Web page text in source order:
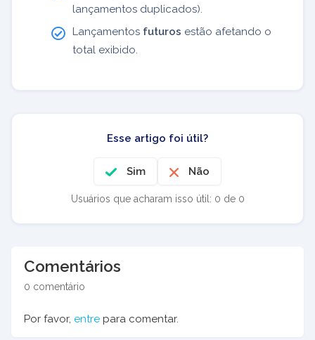
lançamentos duplicados).
Lançamentos futuros estão afetando o
total exibido.
Esse artigo foi útil?
Sim Não
Usuários que acharam isso útil: 0 de 0
Comentários
0 comentário
Por favor, entre para comentar.